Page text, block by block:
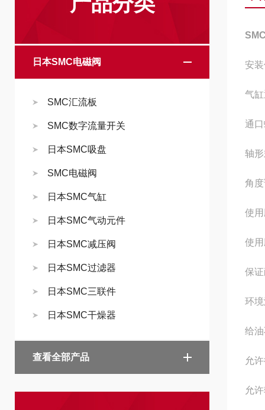
日本SMC电磁阀
SMC汇流板
SMC数字流量开关
日本SMC吸盘
SMC电磁阀
日本SMC气缸
日本SMC气动元件
日本SMC减压阀
日本SMC过滤器
日本SMC三联件
日本SMC干燥器
查看全部产品
安
气
通
轴
角
使
使
保
环
给油
允
允